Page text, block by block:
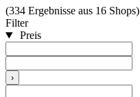
(334 Ergebnisse aus 16 Shops)
Filter
Preis
›